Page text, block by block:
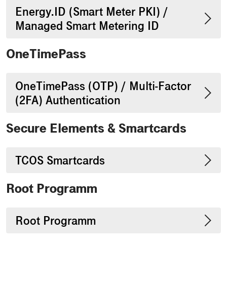
Energy.ID (Smart Meter PKI) /
Managed Smart Metering ID
OneTimePass
OneTimePass (OTP) / Multi-Factor
(2FA) Authentication
Secure Elements & Smartcards
TCOS Smartcards
Root Programm
Root Programm